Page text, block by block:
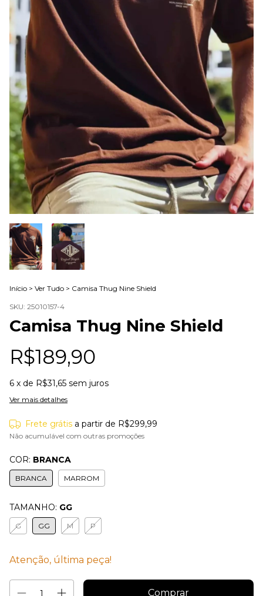
Início > Ver Tudo > Camisa Thug Nine Shield
SKU: 25010157-4
Camisa Thug Nine Shield
R$189,90
6 x de R$31,65 sem juros
Ver mais detalhes
Frete grátis a partir de R$299,99
Não acumulável com outras promoções
COR: BRANCA
BRANCA MARROM
TAMANHO: GG
G GG M P
Atenção, última peça!